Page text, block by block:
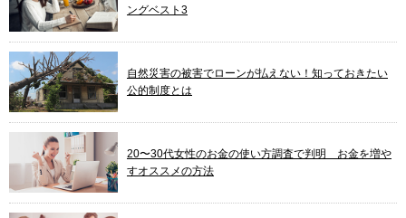
ングベスト3
自然災害の被害でローンが払えない！知っておきたい
公的制度とは
20〜30代女性のお金の使い方調査で判明 お金を増や
すオススメの方法